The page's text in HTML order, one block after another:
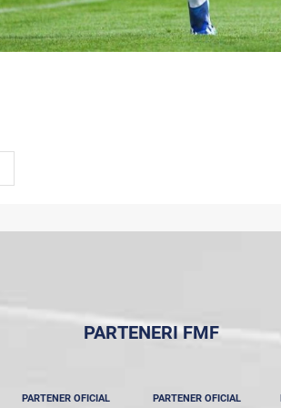
PARTENERI FMF
PARTENER OFICIAL PARTENER OFICIAL